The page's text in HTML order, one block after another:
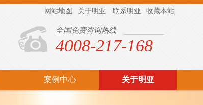
网站地图 关于明亚 联系明亚 收藏本站
全国免费咨询热线
4008-217-168
案例中心 关于明亚